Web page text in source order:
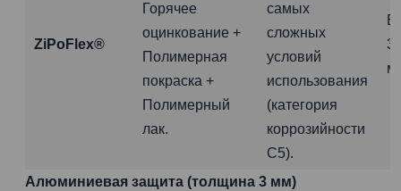
ZiPoFlex®
Горячее
оцинкование +
Полимерная
покраска +
Полимерный
лак.
самых
сложных
условий
использования
(категория
коррозийности
C5).
Алюминиевая защита (толщина 3 мм)